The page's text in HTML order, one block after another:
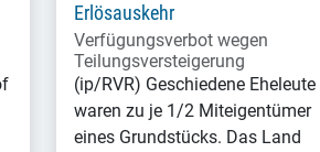
Erlösauskehr
Verfügungsverbot wegen
Teilungsversteigerung
(ip/RVR) Geschiedene Eheleute
waren zu je 1/2 Miteigentümer
eines Grundstücks. Das Land